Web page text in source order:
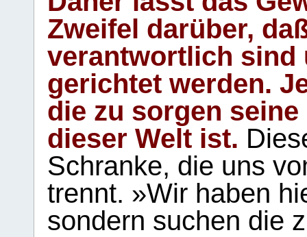
Zweifel darüber,
verantwortlich sind
gerichtet werden.
die zu sorgen
dieser Welt ist.
Schranke, die uns
trennt. »Wir haben
sondern suchen die